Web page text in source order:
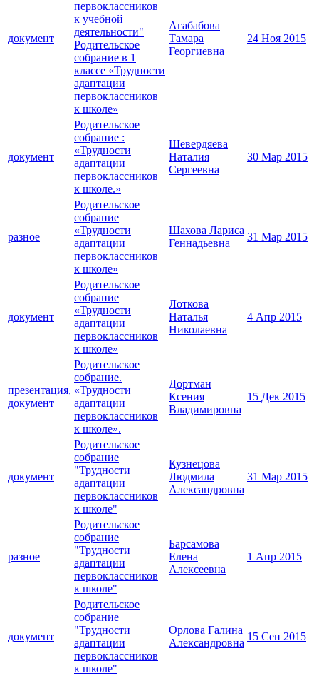
документ
первоклассников
к учебной
деятельности"
Родительское
собрание в 1
классе «Трудности
адаптации
первоклассников
к школе»
Агабабова
Тамара
Георгиевна
24 Ноя 2015
документ
Родительское
собрание :
«Трудности
адаптации
первоклассников
к школе.»
Шевердяева
Наталия
Сергеевна
30 Мар 2015
разное
Родительское
собрание
«Трудности
адаптации
первоклассников
к школе»
Шахова Лариса
Геннадьевна
31 Мар 2015
документ
Родительское
собрание
«Трудности
адаптации
первоклассников
к школе»
Лоткова
Наталья
Николаевна
4 Апр 2015
презентация,
документ
Родительское
собрание.
«Трудности
адаптации
первоклассников
к школе».
Дортман
Ксения
Владимировна
15 Дек 2015
документ
Родительское
собрание
"Трудности
адаптации
первоклассников
к школе"
Кузнецова
Людмила
Александровна
31 Мар 2015
разное
Родительское
собрание
"Трудности
адаптации
первоклассников
к школе"
Барсамова
Елена
Алексеевна
1 Апр 2015
документ
Родительское
собрание
"Трудности
адаптации
первоклассников
к школе"
Орлова Галина
Александровна
15 Сен 2015